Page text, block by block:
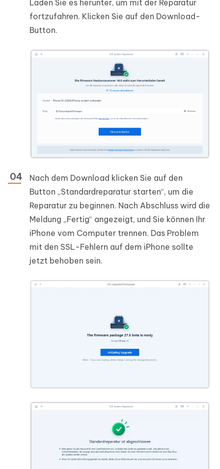
Laden Sie es herunter, um mit der Reparatur
fortzufahren. Klicken Sie auf den Download-
Button.
Nach dem Download klicken Sie auf den
Button „Standardreparatur starten“, um die
Reparatur zu beginnen. Nach Abschluss wird die
Meldung „Fertig“ angezeigt, und Sie können Ihr
iPhone vom Computer trennen. Das Problem
mit den SSL-Fehlern auf dem iPhone sollte
jetzt behoben sein.